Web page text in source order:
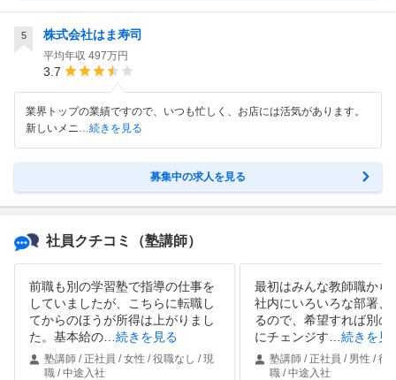
5 株式会社はま寿司
平均年収 497万円
3.7
業界トップの業績ですので、いつも忙しく、お店には活気があります。
新しいメニ
…続きを見る
募集中の求人を見る
社員クチコミ （塾講師）
前職も別の学習塾で指導の仕事を
していましたが、こちらに転職し
てからのほうが所得は上がりまし
た。基本給の
続きを見る
塾講師 / 正社員 / 女性 / 役職なし / 現
職 / 中途入社
最初はみんな教師職から
社内にいろいろな部署、
るので、希望すれば別の
にチェンジす
続きを見
塾講師 / 正社員 / 男性 / 役
職 / 中途入社